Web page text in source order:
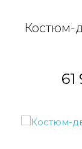
Костюм-